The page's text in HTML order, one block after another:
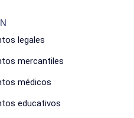
legales
mercantiles
médicos
educativos